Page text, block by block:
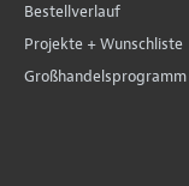
Bestellverlauf
Projekte + Wunschliste
Großhandelsprogramm